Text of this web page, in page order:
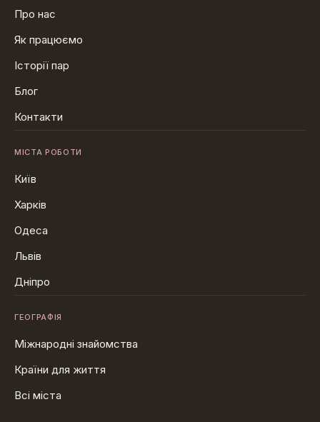
Про нас
Як працюємо
Історії пар
Блог
Контакти
МІСТА РОБОТИ
Київ
Харків
Одеса
Львів
Дніпро
ГЕОГРАФІЯ
Міжнародні знайомства
Країни для життя
Всі міста